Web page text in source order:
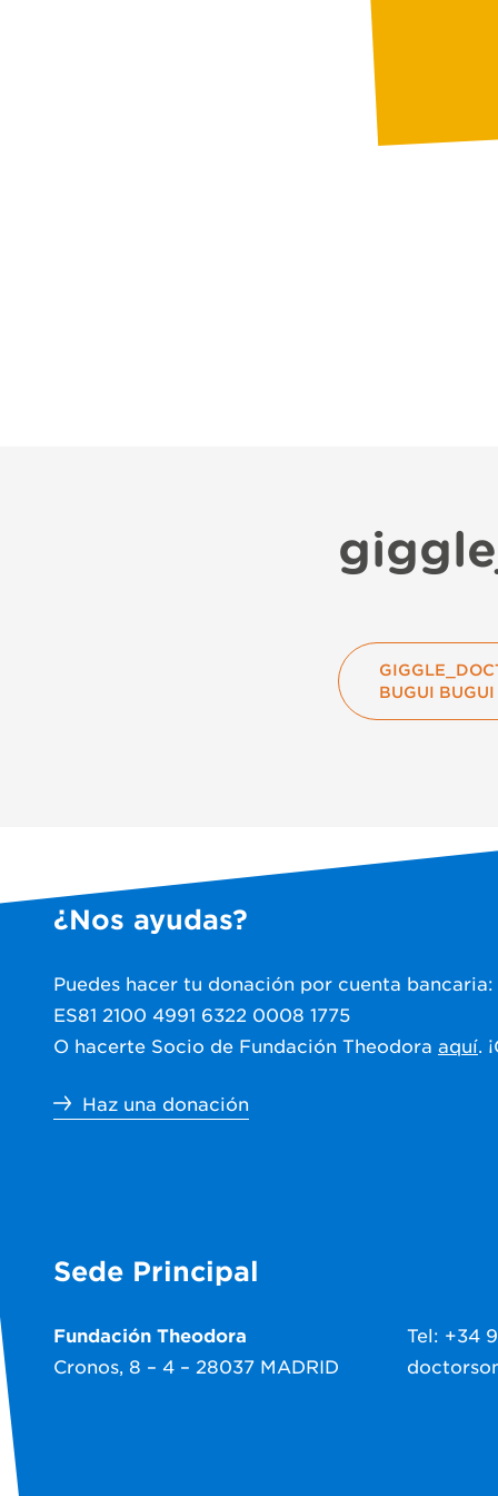
BUGUI BUGUI
¿Nos ayudas?
Puedes hacer tu donación por cuenta bancaria:
ES81 2100 4991 6322 0008 1775
O hacerte Socio de Fundación Theodora aquí.
Haz una donación
Sede Principal
Fundación Theodora
Cronos, 8 – 4 – 28037 MADRID
Tel: +34